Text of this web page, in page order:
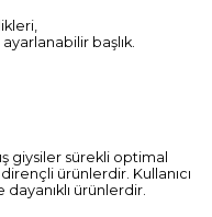
başlık.
giysiler sürekli optimal
ürünlerdir. Kullanıcı
ürünlerdir.